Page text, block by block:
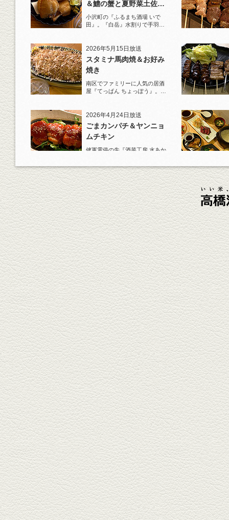
＆鱧の蟹と夏野菜土佐酢
ジュレがけ
小沢町の『ふるまち酒場 いで
田』。『白岳』水割りで手羽先
2026年5月15日放送
スタミナ馬肉焼＆お好み
焼き
南区でファミリーに人気の居酒
屋『てっぱん ちょっぽう』。王
2026年4月24日放送
ごまカンパチ＆ヤンニョ
ムチキン
健軍電停の先『酒菜工房 水あか
杯！まずは『ごまカンパチ』を
肴に。
2026年4月3日放送
元祖 鶏焼売＆牛テールの
土鍋めし
健軍電停そば『湯気立つ料理』
が名物の『yuge(ゆげ)』へ。
『白岳』を使った『旨み緑茶
割』で乾杯！
2026年3月13日放送
焼鳥おまかせ８本
健軍自衛隊通り『焼鳥 菖蒲谷』
で最高級の焼鳥を味わう。『銀
しろ...
2026年2月20日放送
1000円で飲めますｾｯﾄ＆
至福のﾊﾑｶﾂ など
東区の健軍電停のそば『居酒屋
食堂いしばしさん家』は、賑や
かでお...
2026年1月30日放送
焼き餃子＆海老チリ
栄通りの路地奥、隠れ家的な店
『富富飯店 新市街酒家』へ。２
階に...
2026年1月9日放送
酢だこ＆焼ぎょうざ
健軍で人吉の有名店のぎょうざ
を！『松龍軒健軍店』で、味わ
いの刻...
2025年12月19日放送